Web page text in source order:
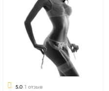
5.0 1 отзыв